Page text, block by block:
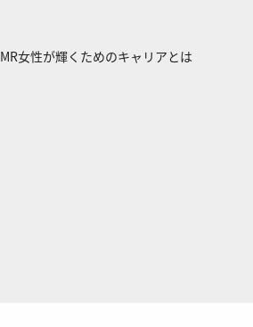
MR女性が輝くためのキャリアとは